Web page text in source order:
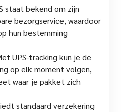
staat bekend om zijn
bezorgservice, waardoor
hun bestemming
UPS-tracking kun je de
op elk moment volgen,
waar je pakket zich
standaard verzekering